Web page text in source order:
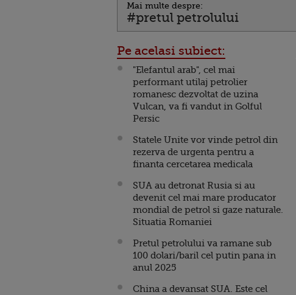
Mai multe despre:
#pretul petrolului
Pe acelasi subiect:
"Elefantul arab", cel mai
performant utilaj petrolier
romanesc dezvoltat de uzina
Vulcan, va fi vandut in Golful
Persic
Statele Unite vor vinde petrol din
rezerva de urgenta pentru a
finanta cercetarea medicala
SUA au detronat Rusia si au
devenit cel mai mare producator
mondial de petrol si gaze naturale.
Situatia Romaniei
Pretul petrolului va ramane sub
100 dolari/baril cel putin pana in
anul 2025
China a devansat SUA. Este cel